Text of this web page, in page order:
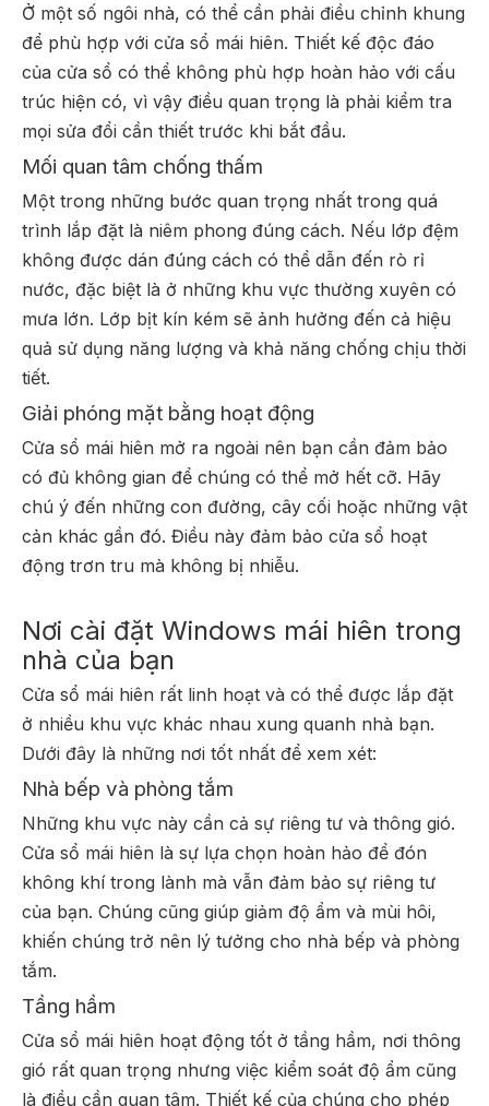
Ở một số ngôi nhà, có thể cần phải điều chỉnh khung
để phù hợp với cửa sổ mái hiên. Thiết kế độc đáo
của cửa sổ có thể không phù hợp hoàn hảo với cấu
trúc hiện có, vì vậy điều quan trọng là phải kiểm tra
mọi sửa đổi cần thiết trước khi bắt đầu.
Mối quan tâm chống thấm
Một trong những bước quan trọng nhất trong quá
trình lắp đặt là niêm phong đúng cách. Nếu lớp đệm
không được dán đúng cách có thể dẫn đến rò rỉ
nước, đặc biệt là ở những khu vực thường xuyên có
mưa lớn. Lớp bịt kín kém sẽ ảnh hưởng đến cả hiệu
quả sử dụng năng lượng và khả năng chống chịu thời
tiết.
Giải phóng mặt bằng hoạt động
Cửa sổ mái hiên mở ra ngoài nên bạn cần đảm bảo
có đủ không gian để chúng có thể mở hết cỡ. Hãy
chú ý đến những con đường, cây cối hoặc những vật
cản khác gần đó. Điều này đảm bảo cửa sổ hoạt
động trơn tru mà không bị nhiễu.
Nơi cài đặt Windows mái hiên trong
nhà của bạn
Cửa sổ mái hiên rất linh hoạt và có thể được lắp đặt
ở nhiều khu vực khác nhau xung quanh nhà bạn.
Dưới đây là những nơi tốt nhất để xem xét:
Nhà bếp và phòng tắm
Những khu vực này cần cả sự riêng tư và thông gió.
Cửa sổ mái hiên là sự lựa chọn hoàn hảo để đón
không khí trong lành mà vẫn đảm bảo sự riêng tư
của bạn. Chúng cũng giúp giảm độ ẩm và mùi hôi,
khiến chúng trở nên lý tưởng cho nhà bếp và phòng
tắm.
Tầng hầm
Cửa sổ mái hiên hoạt động tốt ở tầng hầm, nơi thông
gió rất quan trọng nhưng việc kiểm soát độ ẩm cũng
là điều cần quan tâm. Thiết kế của chúng cho phép